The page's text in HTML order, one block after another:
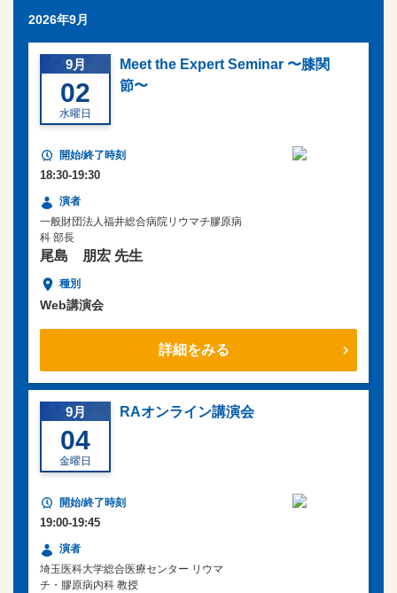
2026年9月
9月
02
水曜日
Meet the Expert Seminar 〜膝関
節〜
18:30-19:30
一般財団法人福井総合病院リウマチ膠原病
科 部長
尾島 朋宏 先生
Web講演会
詳細をみる
9月
04
金曜日
RAオンライン講演会
19:00-19:45
埼玉医科大学総合医療センター リウマ
チ・膠原病内科 教授